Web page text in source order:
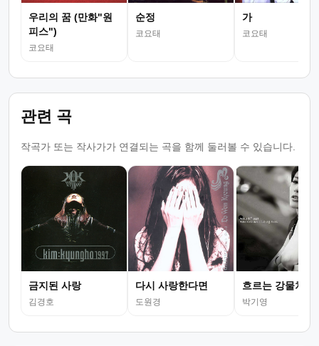
우리의 꿈 (만화"원
피스")
코요태
순정
코요태
가
코요태
관련 곡
작곡가 또는 작사가가 연결되는 곡을 함께 둘러볼 수 있습니다.
금지된 사랑
김경호
다시 사랑한다면
도원경
흐르는 강물처럼
박기영